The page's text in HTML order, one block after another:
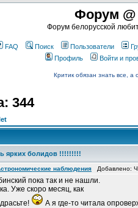
Форум @
Форум белорусской
FAQ Поиск Пользователи
Профиль
Войти и
Критик обязан знать все, а
344
ярких болидов !!!!!!!!!
наблюдения Добавлено:
пока так и не нашли.
Уже скоро месяц, как
А я где-то читала